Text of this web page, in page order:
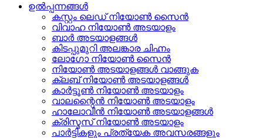
ഉൽപ്പന്നങ്ങൾ
കസ്റ്റം ലെഡ് നിയോൺ സൈൻ
വിവാഹ നിയോൺ അടയാളം
ബാർ അടയാളങ്ങൾ
കിടപ്പുമുറി അലങ്കാര ചിഹ്നം
ലോഗോ നിയോൺ സൈൻ
നിയോൺ അടയാളങ്ങൾ വാങ്ങുക
ക്ലബ് നിയോൺ അടയാളങ്ങൾ
കാർട്ടൂൺ നിയോൺ അടയാളം
വാലന്റൈൻ നിയോൺ അടയാളം
ഹാലോവീൻ നിയോൺ അടയാളങ്ങൾ
ക്രിസ്മസ് നിയോൺ അടയാളം
പാർട്ടികളും പ്രത്യേക അവസരങ്ങളും